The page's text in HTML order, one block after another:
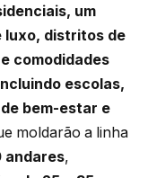
um
luxo, distritos de
comodidades
escolas,
bem-estar e
moldarão a linha
andares,